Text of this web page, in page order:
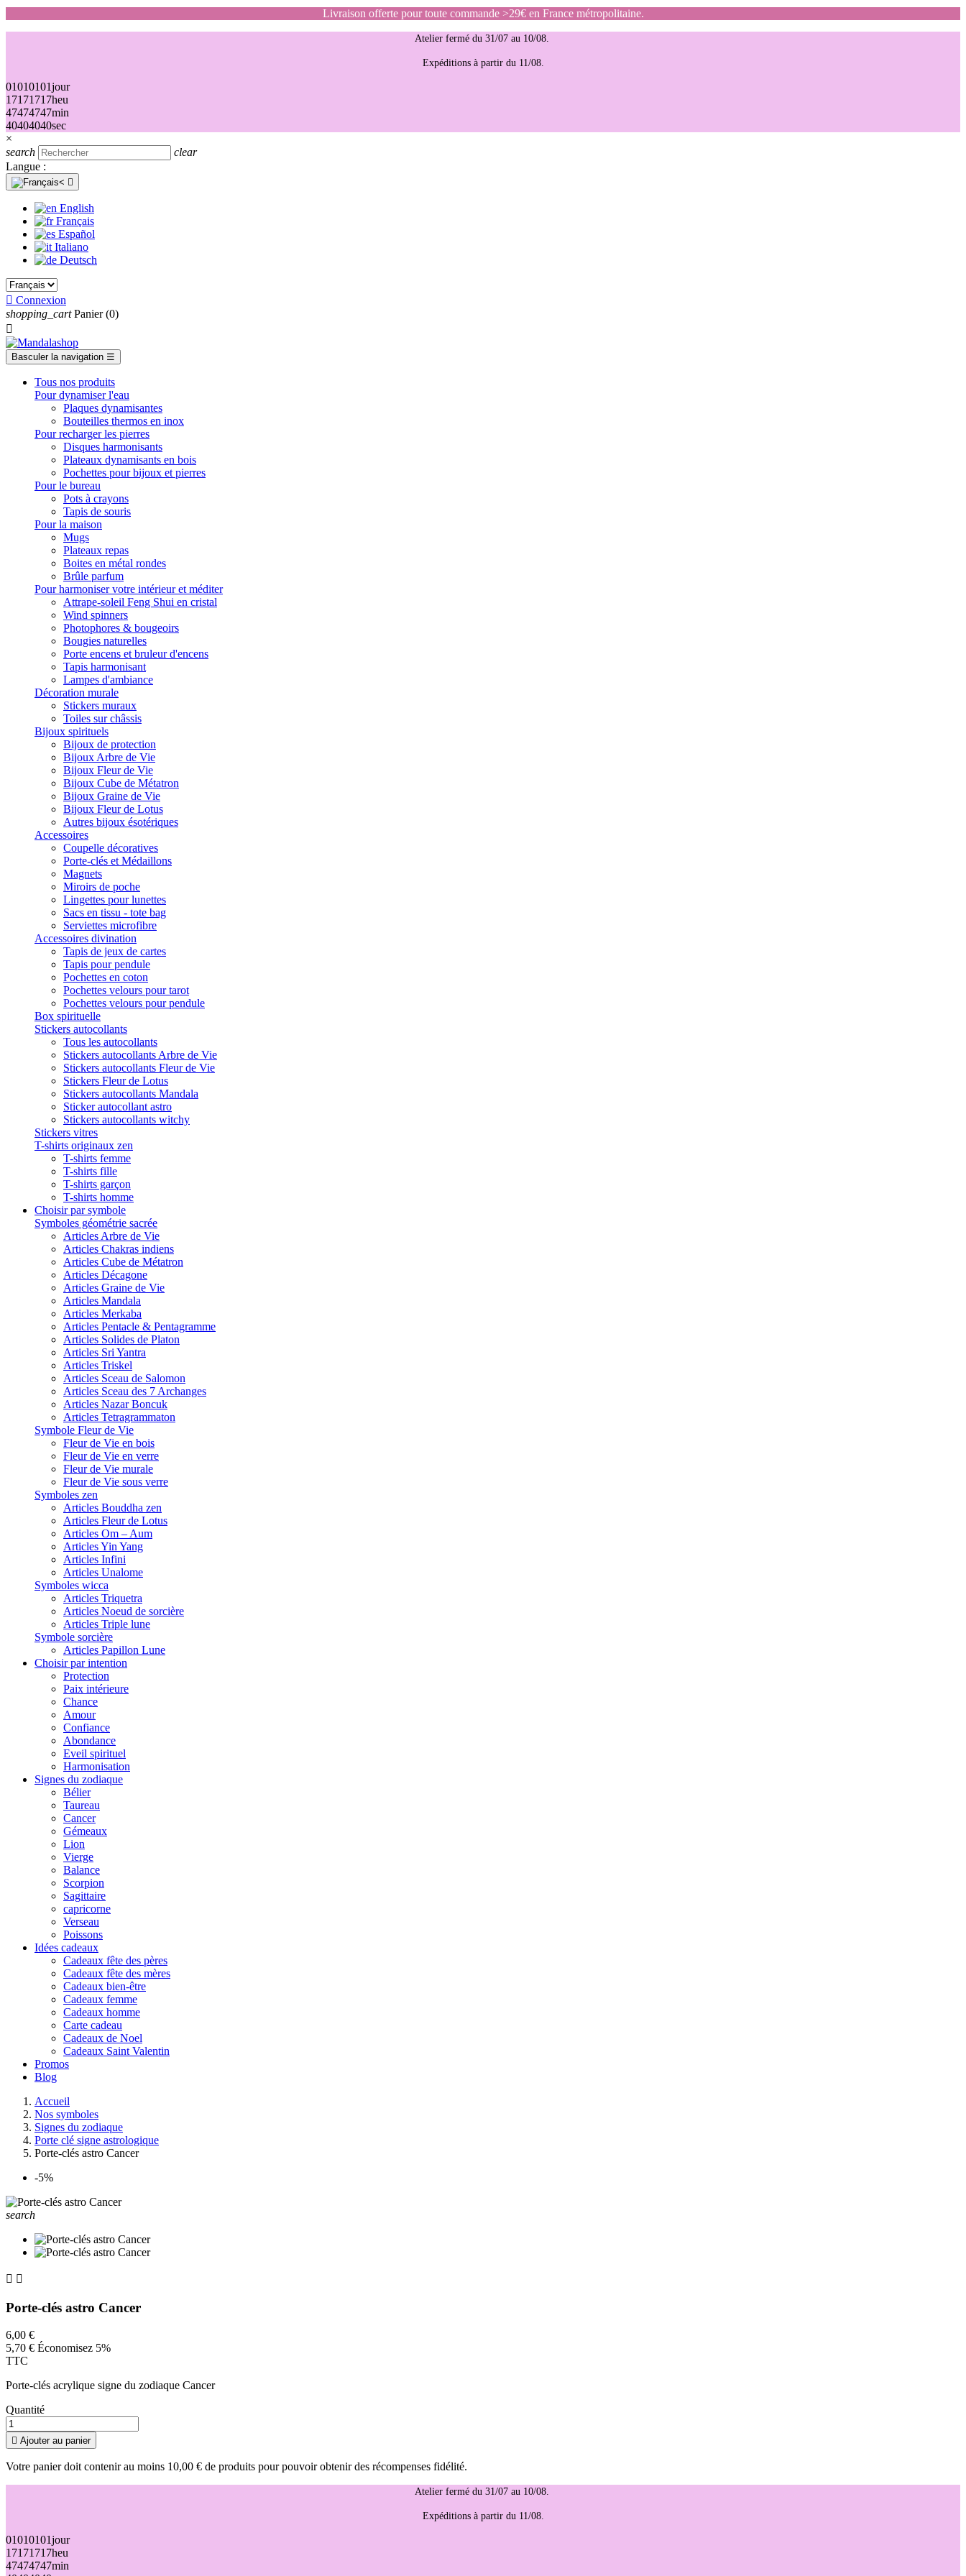
Livraison offerte pour toute commande >29€ en France métropolitaine.
Atelier fermé du 31/07 au 10/08.
Expéditions à partir du 11/08.
01010101jour
17171717heu
47474747min
40404040sec
×
search
clear
Langue :

English
Français
Español
Italiano
Deutsch
 Connexion
shopping_cart Panier (0)

Basculer la navigation ☰
Tous nos produits
Pour dynamiser l'eau
Plaques dynamisantes
Bouteilles thermos en inox
Pour recharger les pierres
Disques harmonisants
Plateaux dynamisants en bois
Pochettes pour bijoux et pierres
Pour le bureau
Pots à crayons
Tapis de souris
Pour la maison
Mugs
Plateaux repas
Boites en métal rondes
Brûle parfum
Pour harmoniser votre intérieur et méditer
Attrape-soleil Feng Shui en cristal
Wind spinners
Photophores & bougeoirs
Bougies naturelles
Porte encens et bruleur d'encens
Tapis harmonisant
Lampes d'ambiance
Décoration murale
Stickers muraux
Toiles sur châssis
Bijoux spirituels
Bijoux de protection
Bijoux Arbre de Vie
Bijoux Fleur de Vie
Bijoux Cube de Métatron
Bijoux Graine de Vie
Bijoux Fleur de Lotus
Autres bijoux ésotériques
Accessoires
Coupelle décoratives
Porte-clés et Médaillons
Magnets
Miroirs de poche
Lingettes pour lunettes
Sacs en tissu - tote bag
Serviettes microfibre
Accessoires divination
Tapis de jeux de cartes
Tapis pour pendule
Pochettes en coton
Pochettes velours pour tarot
Pochettes velours pour pendule
Box spirituelle
Stickers autocollants
Tous les autocollants
Stickers autocollants Arbre de Vie
Stickers autocollants Fleur de Vie
Stickers Fleur de Lotus
Stickers autocollants Mandala
Sticker autocollant astro
Stickers autocollants witchy
Stickers vitres
T-shirts originaux zen
T-shirts femme
T-shirts fille
T-shirts garçon
T-shirts homme
Choisir par symbole
Symboles géométrie sacrée
Articles Arbre de Vie
Articles Chakras indiens
Articles Cube de Métatron
Articles Décagone
Articles Graine de Vie
Articles Mandala
Articles Merkaba
Articles Pentacle & Pentagramme
Articles Solides de Platon
Articles Sri Yantra
Articles Triskel
Articles Sceau de Salomon
Articles Sceau des 7 Archanges
Articles Nazar Boncuk
Articles Tetragrammaton
Symbole Fleur de Vie
Fleur de Vie en bois
Fleur de Vie en verre
Fleur de Vie murale
Fleur de Vie sous verre
Symboles zen
Articles Bouddha zen
Articles Fleur de Lotus
Articles Om – Aum
Articles Yin Yang
Articles Infini
Articles Unalome
Symboles wicca
Articles Triquetra
Articles Noeud de sorcière
Articles Triple lune
Symbole sorcière
Articles Papillon Lune
Choisir par intention
Protection
Paix intérieure
Chance
Amour
Confiance
Abondance
Eveil spirituel
Harmonisation
Signes du zodiaque
Bélier
Taureau
Cancer
Gémeaux
Lion
Vierge
Balance
Scorpion
Sagittaire
capricorne
Verseau
Poissons
Idées cadeaux
Cadeaux fête des pères
Cadeaux fête des mères
Cadeaux bien-être
Cadeaux femme
Cadeaux homme
Carte cadeau
Cadeaux de Noel
Cadeaux Saint Valentin
Promos
Blog
Accueil
Nos symboles
Signes du zodiaque
Porte clé signe astrologique
Porte-clés astro Cancer
-5%
search
 
Porte-clés astro Cancer
6,00 €
5,70 € Économisez 5%
TTC
Porte-clés acrylique signe du zodiaque Cancer
Quantité
 Ajouter au panier
Votre panier doit contenir au moins 10,00 € de produits pour pouvoir obtenir des récompenses fidélité.
Atelier fermé du 31/07 au 10/08.
Expéditions à partir du 11/08.
01010101jour
17171717heu
47474747min